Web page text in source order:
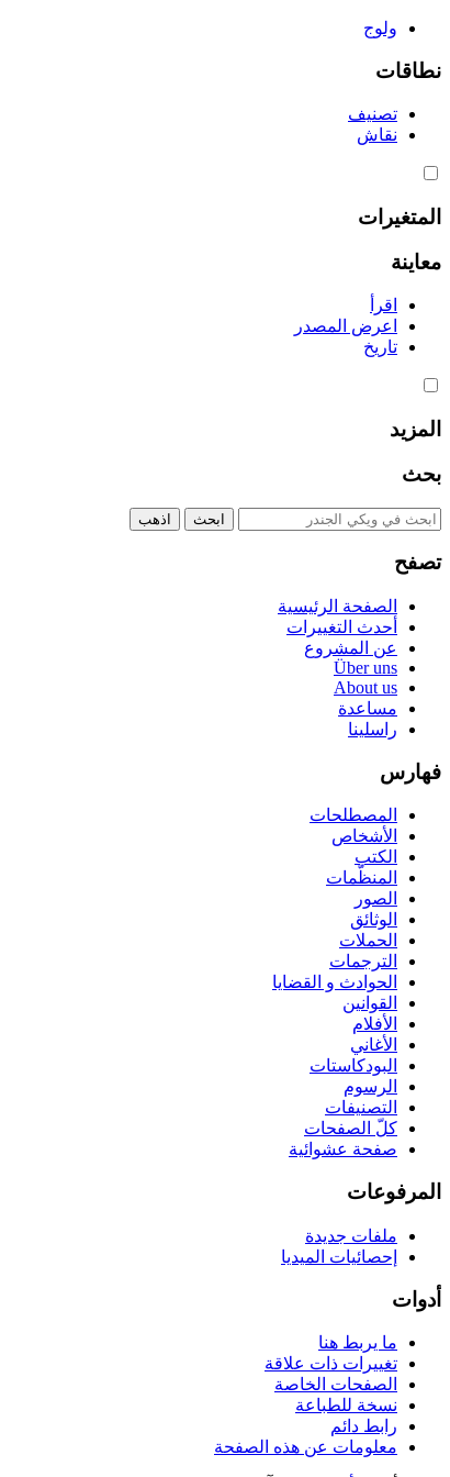
ولوج
نطاقات
تصنيف
نقاش
المتغيرات
معاينة
اقرأ
اعرض المصدر
تاريخ
المزيد
بحث
تصفح
الصفحة الرئيسية
أحدث التغييرات
عن المشروع
Über uns
About us
مساعدة
راسلينا
فهارس
المصطلحات
الأشخاص
الكتب
المنظّمات
الصور
الوثائق
الحملات
الترجمات
الحوادث و القضايا
القوانين
الأفلام
الأغاني
البودكاستات
الرسوم
التصنيفات
كلّ الصفحات
صفحة عشوائية
المرفوعات
ملفات جديدة
إحصائيات الميديا
أدوات
ما يربط هنا
تغييرات ذات علاقة
الصفحات الخاصة
نسخة للطباعة
رابط دائم
معلومات عن هذه الصفحة